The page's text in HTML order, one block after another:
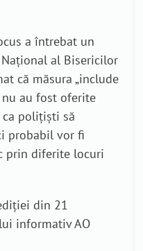
a întrebat un
al Bisericilor
că măsura „include
nu au fost oferite
polițiști să
probabil vor fi
prin diferite locuri
din 21
informativ AO